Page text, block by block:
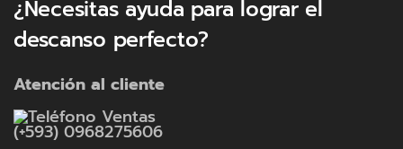
DESCUBRE EL CONFORT DEL
COLCHÓN ECOGREEN MEMORY
FOAM COLLECTION
¿Necesitas ayuda para lograr el
descanso perfecto?
Atención al cliente
Ventas
(+593) 0968275606